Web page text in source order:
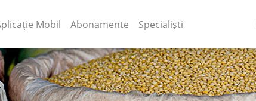
Mobil (current)
Abonamente Specialiști